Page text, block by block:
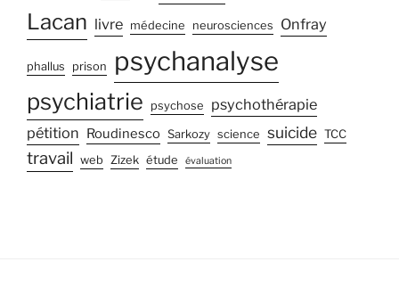
Lacan livre médecine neurosciences Onfray
phallus prison psychanalyse
psychiatrie psychose
psychothérapie
pétition Roudinesco Sarkozy science suicide TCC
travail web Zizek étude évaluation